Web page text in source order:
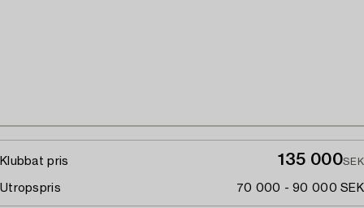
Klubbat pris 135 000SEK
Utropspris 70 000 - 90 000 SEK